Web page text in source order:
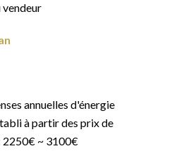
vendeur
annuelles d'énergie
à partir des prix de
2250€ ~ 3100€